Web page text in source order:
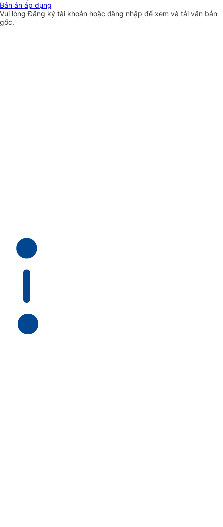
Bản án áp dụng
Vui lòngĐăng ký tài khoản hoặc đăng nhập để xem và tải văn bản
gốc.